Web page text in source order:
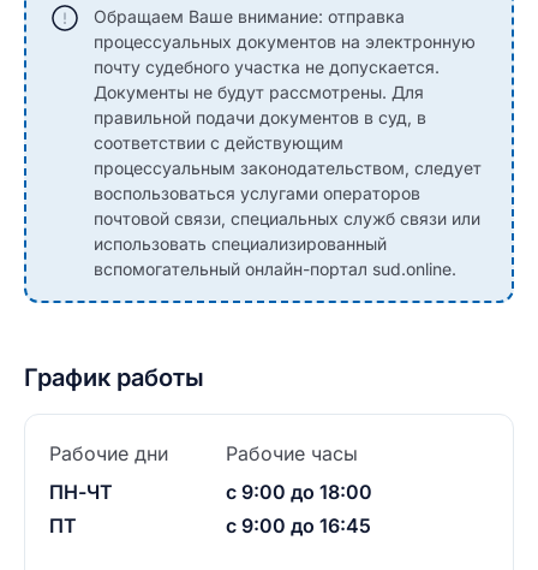
Обращаем Ваше внимание: отправка
процессуальных документов на электронную
почту судебного участка не допускается.
Документы не будут рассмотрены. Для
правильной подачи документов в суд, в
соответствии с действующим
процессуальным законодательством, следует
воспользоваться услугами операторов
почтовой связи, специальных служб связи или
использовать специализированный
вспомогательный онлайн-портал sud.online.
График работы
Рабочие дни
ПН-ЧТ
ПТ
Рабочие часы
с 9:00 до 18:00
с 9:00 до 16:45